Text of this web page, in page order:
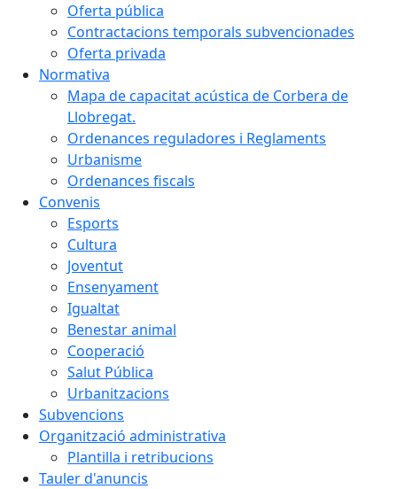
Oferta pública
Contractacions temporals subvencionades
Oferta privada
Normativa
Mapa de capacitat acústica de Corbera de
Llobregat.
Ordenances reguladores i Reglaments
Urbanisme
Ordenances fiscals
Convenis
Esports
Cultura
Joventut
Ensenyament
Igualtat
Benestar animal
Cooperació
Salut Pública
Urbanitzacions
Subvencions
Organització administrativa
Plantilla i retribucions
Tauler d'anuncis